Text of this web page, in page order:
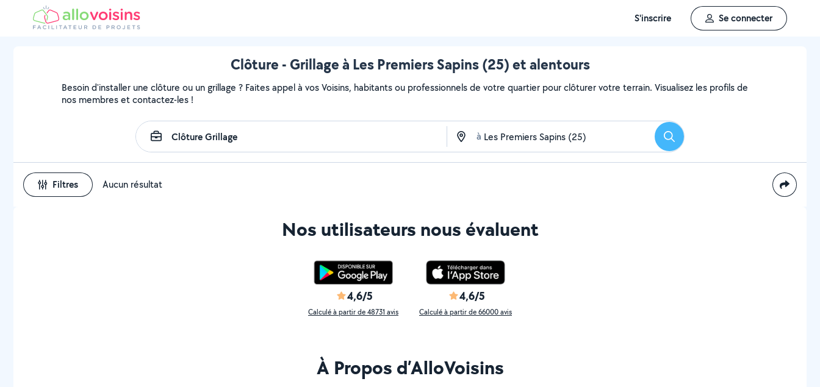
S'inscrire Se connecter
Clôture - Grillage à Les Premiers Sapins (25) et alentours
Besoin d'installer une clôture ou un grillage ? Faites appel à vos Voisins, habitants ou professionnels de votre quartier pour clôturer votre terrain. Visualisez les profils de
nos membres et contactez-les !
à Rechercher
Filtres Aucun résultat
Nos utilisateurs nous évaluent
4,6/5
Calculé à partir de 48731 avis
4,6/5
Calculé à partir de 66000 avis
À Propos d’AlloVoisins